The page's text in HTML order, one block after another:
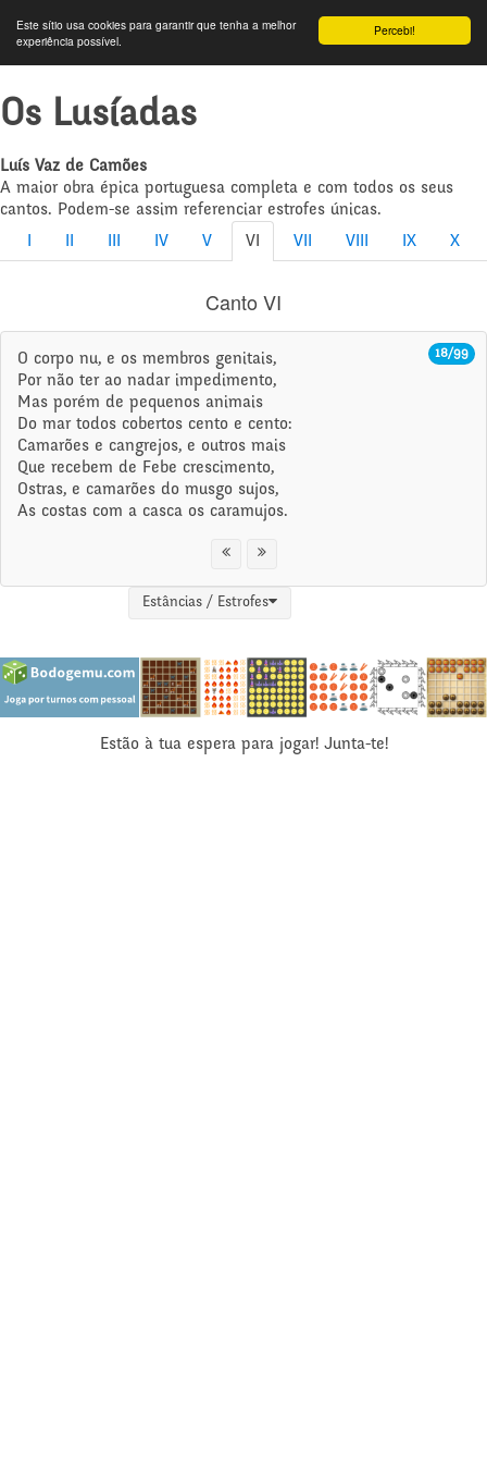
Percebi!
Este sítio usa cookies para garantir que tenha a melhor
experiência possível.
Os Lusíadas
Luís Vaz de Camões
A maior obra épica portuguesa completa e com todos os seus
cantos. Podem-se assim referenciar estrofes únicas.
IV V VI VII VIII IX X
Canto VI
18/99
O corpo nu, e os membros genitais,
Por não ter ao nadar impedimento,
Mas porém de pequenos animais
Do mar todos cobertos cento e cento:
Camarões e cangrejos, e outros mais
Que recebem de Febe crescimento,
Ostras, e camarões do musgo sujos,
As costas com a casca os caramujos.
Estâncias / Estrofes
Estão à tua espera para jogar! Junta-te!